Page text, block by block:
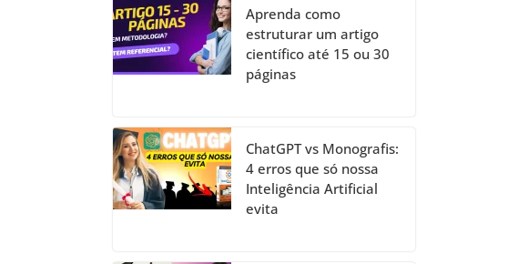
Aprenda como
estruturar um artigo
científico até 15 ou 30
páginas
ChatGPT vs Monografis:
4 erros que só nossa
Inteligência Artificial
evita